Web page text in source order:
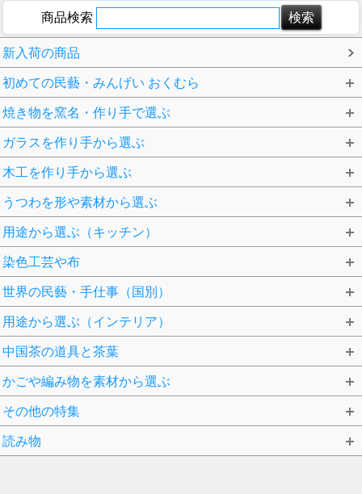
商品検索
新入荷の商品
初めての民藝・みんげい おくむら
焼き物を窯名・作り手で選ぶ
ガラスを作り手から選ぶ
木工を作り手から選ぶ
うつわを形や素材から選ぶ
用途から選ぶ（キッチン）
染色工芸や布
世界の民藝・手仕事（国別）
用途から選ぶ（インテリア）
中国茶の道具と茶葉
かごや編み物を素材から選ぶ
その他の特集
読み物